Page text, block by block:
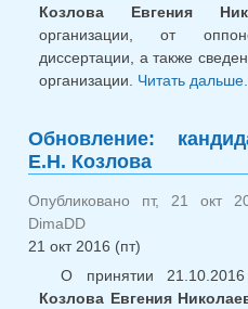
Козлова Евгения
организации, от
диссертации, а также
организации. Читать
Обновление:
Е.Н. Козлова
Опубликовано пт, 21 окт
DimaDD
21 окт 2016 (пт)
О принятии
Козлова Евгения